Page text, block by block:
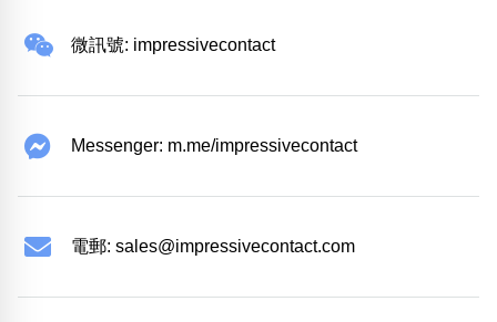
微訊號: impressivecontact
Messenger: m.me/impressivecontact
電郵: sales@impressivecontact.com